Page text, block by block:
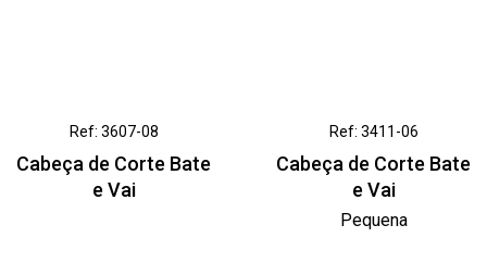
Ref: 3607-08
Cabeça de Corte Bate
e Vai
Ref: 3411-06
Cabeça de Corte Bate
e Vai
Pequena